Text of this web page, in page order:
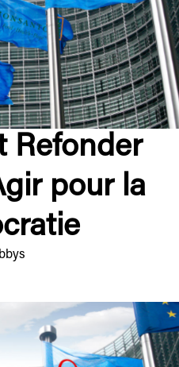
Refonder
pour la